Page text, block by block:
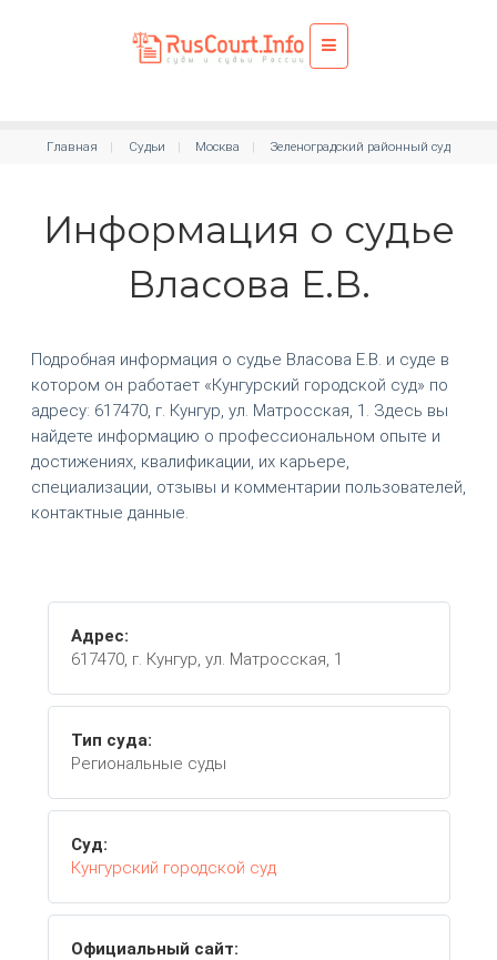
Главная Судьи Москва Зеленоградский районный суд
Информация о судье
Власова Е.В.
Подробная информация о судье Власова Е.В. и суде в
котором он работает «Кунгурский городской суд» по
адресу: 617470, г. Кунгур, ул. Матросская, 1. Здесь вы
найдете информацию о профессиональном опыте и
достижениях, квалификации, их карьере,
специализации, отзывы и комментарии пользователей,
контактные данные.
Адрес:
617470, г. Кунгур, ул. Матросская, 1
Тип суда:
Региональные суды
Суд:
Кунгурский городской суд
Официальный сайт: